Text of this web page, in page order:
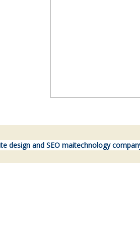
design and SEO maitechnology